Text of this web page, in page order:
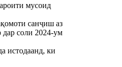
мусоид
санҷиш аз
дар соли 2024-ум
истодаанд, ки